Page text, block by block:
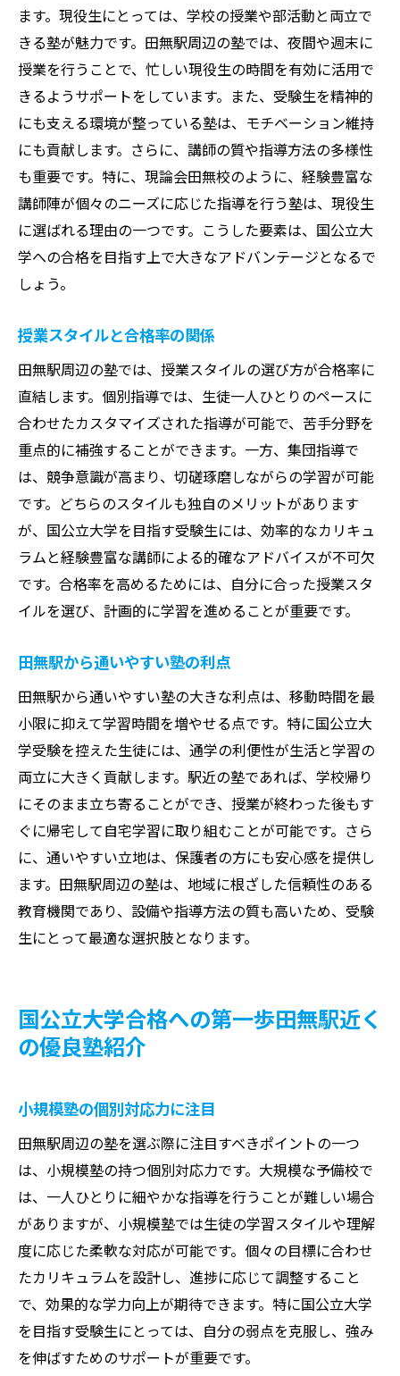
ます。現役生にとっては、学校の授業や部活動と両立で
きる塾が魅力です。田無駅周辺の塾では、夜間や週末に
授業を行うことで、忙しい現役生の時間を有効に活用で
きるようサポートをしています。また、受験生を精神的
にも支える環境が整っている塾は、モチベーション維持
にも貢献します。さらに、講師の質や指導方法の多様性
も重要です。特に、現論会田無校のように、経験豊富な
講師陣が個々のニーズに応じた指導を行う塾は、現役生
に選ばれる理由の一つです。こうした要素は、国公立大
学への合格を目指す上で大きなアドバンテージとなるで
しょう。
授業スタイルと合格率の関係
田無駅周辺の塾では、授業スタイルの選び方が合格率に
直結します。個別指導では、生徒一人ひとりのペースに
合わせたカスタマイズされた指導が可能で、苦手分野を
重点的に補強することができます。一方、集団指導で
は、競争意識が高まり、切磋琢磨しながらの学習が可能
です。どちらのスタイルも独自のメリットがあります
が、国公立大学を目指す受験生には、効率的なカリキュ
ラムと経験豊富な講師による的確なアドバイスが不可欠
です。合格率を高めるためには、自分に合った授業スタ
イルを選び、計画的に学習を進めることが重要です。
田無駅から通いやすい塾の利点
田無駅から通いやすい塾の大きな利点は、移動時間を最
小限に抑えて学習時間を増やせる点です。特に国公立大
学受験を控えた生徒には、通学の利便性が生活と学習の
両立に大きく貢献します。駅近の塾であれば、学校帰り
にそのまま立ち寄ることができ、授業が終わった後もす
ぐに帰宅して自宅学習に取り組むことが可能です。さら
に、通いやすい立地は、保護者の方にも安心感を提供し
ます。田無駅周辺の塾は、地域に根ざした信頼性のある
教育機関であり、設備や指導方法の質も高いため、受験
生にとって最適な選択肢となります。
国公立大学合格への第一歩田無駅近く
の優良塾紹介
小規模塾の個別対応力に注目
田無駅周辺の塾を選ぶ際に注目すべきポイントの一つ
は、小規模塾の持つ個別対応力です。大規模な予備校で
は、一人ひとりに細やかな指導を行うことが難しい場合
がありますが、小規模塾では生徒の学習スタイルや理解
度に応じた柔軟な対応が可能です。個々の目標に合わせ
たカリキュラムを設計し、進捗に応じて調整すること
で、効果的な学力向上が期待できます。特に国公立大学
を目指す受験生にとっては、自分の弱点を克服し、強み
を伸ばすためのサポートが重要です。